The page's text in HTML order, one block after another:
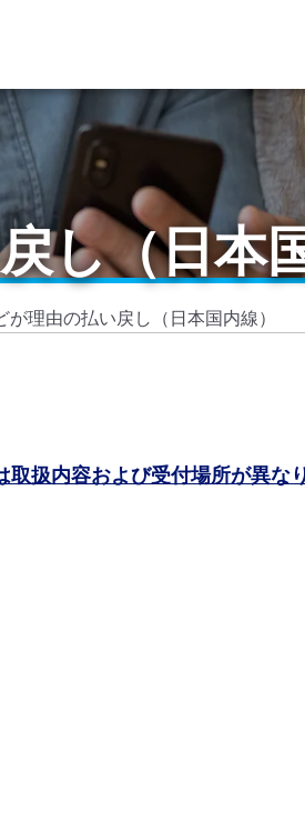
し（日本
が理由の払い戻し（日本国内線）
扱内容および受付場所が異な